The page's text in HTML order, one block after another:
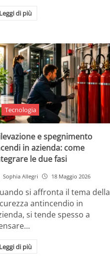
Leggi di più
Tecnologia
e spegnimento
in azienda: come
le due fasi
Sophia Allegri 18 Maggio 2026
si affronta il tema della
antincendio in
si tende spesso a
Leggi di più